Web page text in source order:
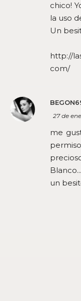
chico!
la uso
Un
http://
com/
27 de
me
un